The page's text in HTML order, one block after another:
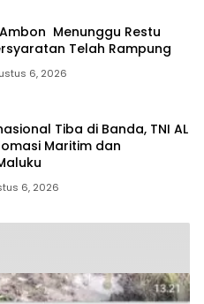
Menunggu Restu
Telah Rampung
6, 2026
Tiba di Banda, TNI AL
Maritim dan
6, 2026